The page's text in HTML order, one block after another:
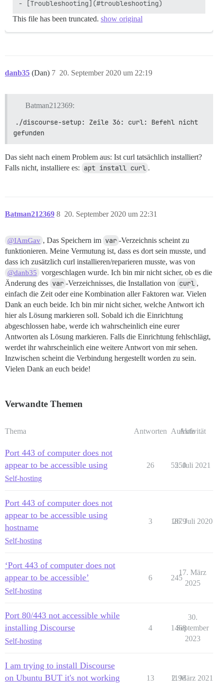
This file has been truncated. show original
danb35 (Dan) 20. September 2020 um 22:19
7
Batman212369:
./discourse-setup: Zeile 36: curl: Befehl nicht
gefunden
Das sieht nach einem Problem aus: Ist curl tatsächlich installiert?
Falls nicht, installiere es: apt install curl .
Batman212369 20. September 2020 um 22:31
8
@IAmGav , Das Speichern im var -Verzeichnis scheint zu
funktionieren. Meine Vermutung ist, dass es dort sein musste, und
dass ich zusätzlich curl installieren/reparieren musste, was von
@danb35
vorgeschlagen wurde. Ich bin mir nicht sicher, ob es die
Änderung des var -Verzeichnisses, die Installation von curl ,
einfach die Zeit oder eine Kombination aller Faktoren war. Vielen
Dank an euch beide. Ich bin mir nicht sicher, welche Antwort ich
hier als Lösung markieren soll. Sobald ich die Einrichtung
abgeschlossen habe, werde ich wahrscheinlich eine eurer
Antworten als Lösung markieren. Falls die Einrichtung fehlschlägt,
werdet ihr wahrscheinlich eine weitere Antwort von mir sehen.
Inzwischen scheint die Verbindung hergestellt worden zu sein.
Vielen Dank an euch beide!
Verwandte Themen
Thema Antworten Aufrufe
Aktivität
Port 443 of computer does not
appear to be accessible using
Self-hosting
26 5550
2. Juli 2021
Port 443 of computer does not
appear to be accessible using
hostname
Self-hosting
3 1879
26. Juli 2020
‘Port 443 of computer does not
appear to be accessible’
Self-hosting
6 245
17. März
2025
Port 80/443 not accessible while
installing Discourse
Self-hosting
4 1468
30.
September
2023
I am trying to install Discourse
on Ubuntu BUT it's not working
13 1198
2. März 2021